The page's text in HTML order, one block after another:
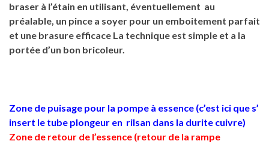
braser à l’étain en utilisant, éventuellement au
préalable, un pince a soyer pour un emboitement parfait
et une brasure efficace La technique est simple et a la
portée d’un bon bricoleur.
Zone de puisage pour la pompe à essence (c’est ici que s’
insert le tube plongeur en rilsan dans la durite cuivre)
Zone de retour de l’essence (retour de la rampe